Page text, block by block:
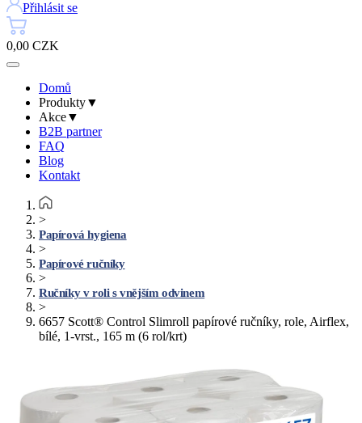
Přihlásit se
0,00 CZK
Domů
Produkty▼
Akce▼
B2B partner
FAQ
Blog
Kontakt
>
Papírová hygiena
>
Papírové ručníky
>
Ručníky v roli s vnějším odvinem
>
6657 Scott® Control Slimroll papírové ručníky, role, Airflex,
bílé, 1-vrst., 165 m (6 rol/krt)